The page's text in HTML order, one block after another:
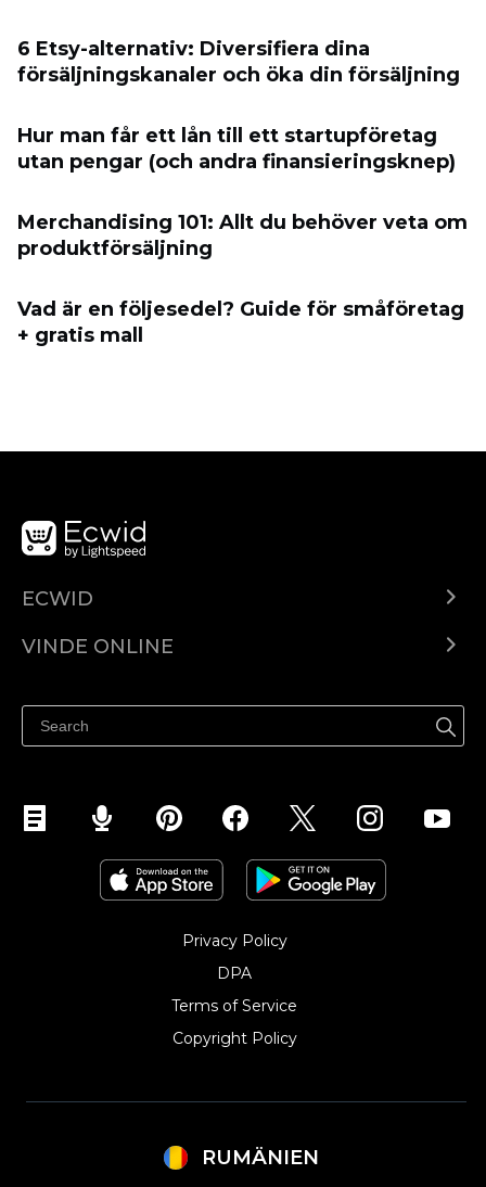
6 Etsy-alternativ: Diversifiera dina
försäljningskanaler och öka din försäljning
Hur man får ett lån till ett startupföretag
utan pengar (och andra finansieringsknep)
Merchandising 101: Allt du behöver veta om
produktförsäljning
Vad är en följesedel? Guide för småföretag
+ gratis mall
ECWID
Prețuri
VINDE ONLINE
Vinde pe Facebook
Vinde pe Instagram
Privacy Policy
DPA
Terms of Service
Copyright Policy‎
RUMÄNIEN